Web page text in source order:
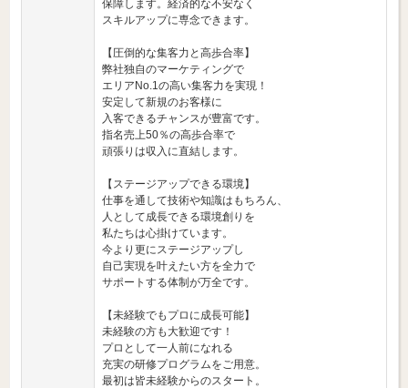
保障します。経済的な不安なく
スキルアップに専念できます。
【圧倒的な集客力と高歩合率】
弊社独自のマーケティングで
エリアNo.1の高い集客力を実現！
安定して新規のお客様に
入客できるチャンスが豊富です。
指名売上50％の高歩合率で
頑張りは収入に直結します。
【ステージアップできる環境】
仕事を通して技術や知識はもちろん、
人として成長できる環境創りを
私たちは心掛けています。
今より更にステージアップし
自己実現を叶えたい方を全力で
サポートする体制が万全です。
【未経験でもプロに成長可能】
未経験の方も大歓迎です！
プロとして一人前になれる
充実の研修プログラムをご用意。
最初は皆未経験からのスタート。